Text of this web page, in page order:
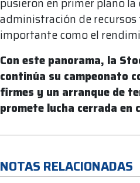
administración de
importante como el
Con este panorama, la
continúa su campeonato
firmes y un arranque de
promete lucha cerrada en
NOTAS RELACIONADAS